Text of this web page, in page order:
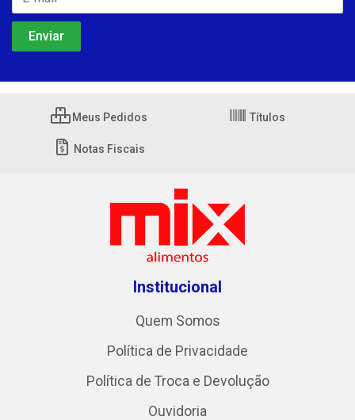
Meus Pedidos Títulos
Notas Fiscais
Institucional
Quem Somos
Política de Privacidade
Política de Troca e Devolução
Ouvidoria